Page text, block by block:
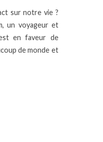
sur notre vie ?
un voyageur et
en faveur de
de monde et